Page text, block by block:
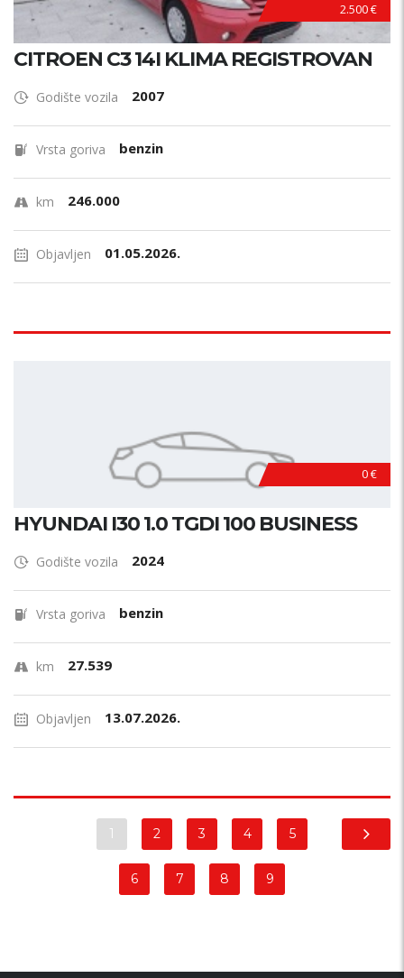
2.500 €
CITROEN C3 14I KLIMA REGISTROVAN
Godište vozila 2007
Vrsta goriva benzin
km 246.000
Objavljen 01.05.2026.
0 €
HYUNDAI I30 1.0 TGDI 100 BUSINESS
Godište vozila 2024
Vrsta goriva benzin
km 27.539
Objavljen 13.07.2026.
1 2 3 4 5
6 7 8 9